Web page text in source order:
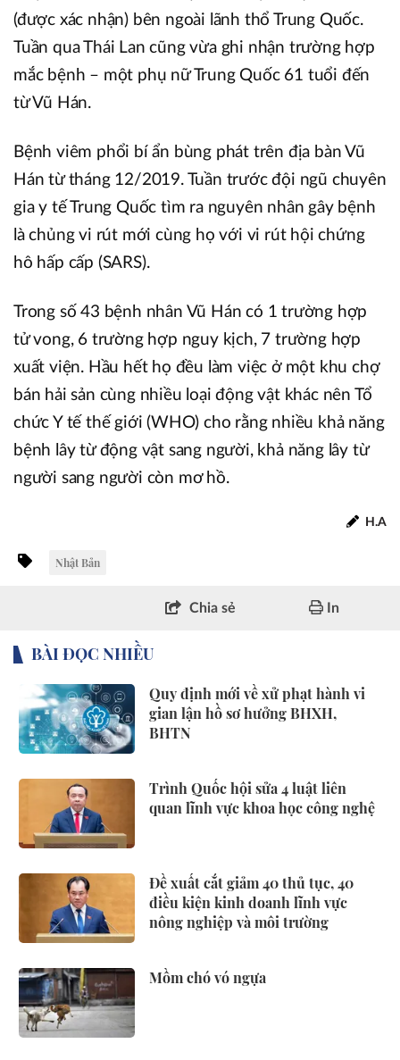
(được xác nhận) bên ngoài lãnh thổ Trung Quốc.
Tuần qua Thái Lan cũng vừa ghi nhận trường hợp
mắc bệnh – một phụ nữ Trung Quốc 61 tuổi đến
từ Vũ Hán.
Bệnh viêm phổi bí ẩn bùng phát trên địa bàn Vũ
Hán từ tháng 12/2019. Tuần trước đội ngũ chuyên
gia y tế Trung Quốc tìm ra nguyên nhân gây bệnh
là chủng vi rút mới cùng họ với vi rút hội chứng
hô hấp cấp (SARS).
Trong số 43 bệnh nhân Vũ Hán có 1 trường hợp
tử vong, 6 trường hợp nguy kịch, 7 trường hợp
xuất viện. Hầu hết họ đều làm việc ở một khu chợ
bán hải sản cùng nhiều loại động vật khác nên Tổ
chức Y tế thế giới (WHO) cho rằng nhiều khả năng
bệnh lây từ động vật sang người, khả năng lây từ
người sang người còn mơ hồ.
H.A
Nhật Bản
Chia sẻ In
BÀI ĐỌC NHIỀU
Quy định mới về xử phạt hành vi
gian lận hồ sơ hưởng BHXH,
BHTN
Trình Quốc hội sửa 4 luật liên
quan lĩnh vực khoa học công nghệ
Đề xuất cắt giảm 40 thủ tục, 40
điều kiện kinh doanh lĩnh vực
nông nghiệp và môi trường
Mồm chó vó ngựa